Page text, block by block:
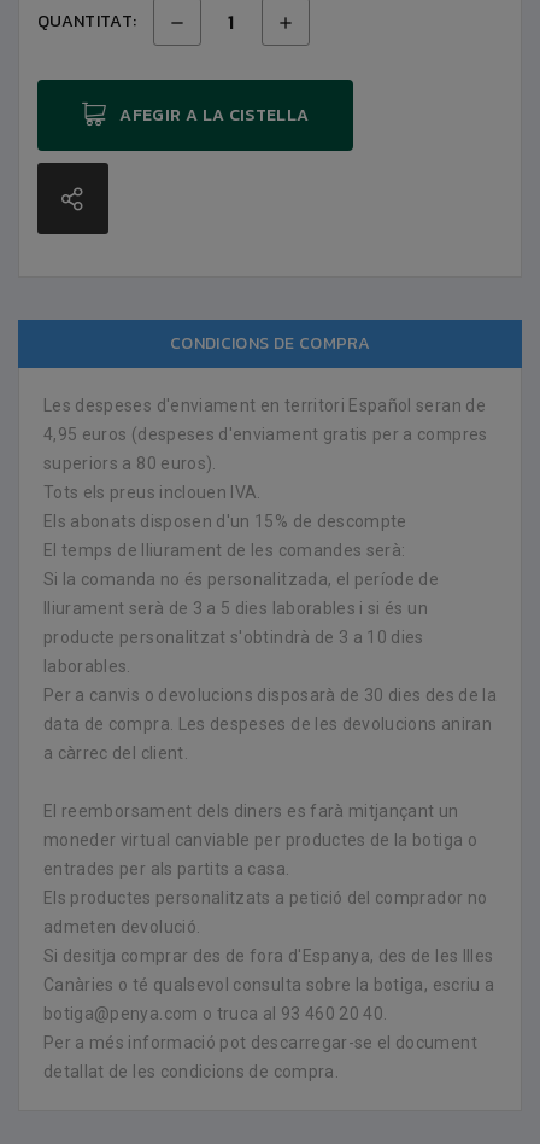
QUANTITAT:
AFEGIR A LA CISTELLA
CONDICIONS DE COMPRA
Les despeses d'enviament en territori Español seran de
4,95 euros (despeses d'enviament gratis per a compres
superiors a 80 euros).
Tots els preus inclouen IVA.
Els abonats disposen d'un 15% de descompte
El temps de lliurament de les comandes serà:
Si la comanda no és personalitzada, el període de
lliurament serà de 3 a 5 dies laborables i si és un
producte personalitzat s'obtindrà de 3 a 10 dies
laborables.
Per a canvis o devolucions disposarà de 30 dies des de la
data de compra. Les despeses de les devolucions aniran
a càrrec del client.
El reemborsament dels diners es farà mitjançant un
moneder virtual canviable per productes de la botiga o
entrades per als partits a casa.
Els productes personalitzats a petició del comprador no
admeten devolució.
Si desitja comprar des de fora d'Espanya, des de les Illes
Canàries o té qualsevol consulta sobre la botiga, escriu a
botiga@penya.com o truca al 93 460 20 40.
Per a més informació pot descarregar-se el document
detallat de les condicions de compra.